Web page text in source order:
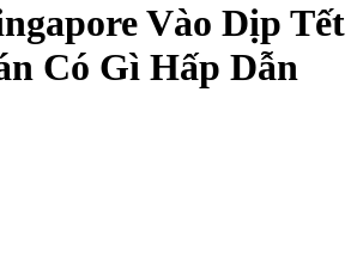
Vào Dịp Tết
Có Gì Hấp Dẫn